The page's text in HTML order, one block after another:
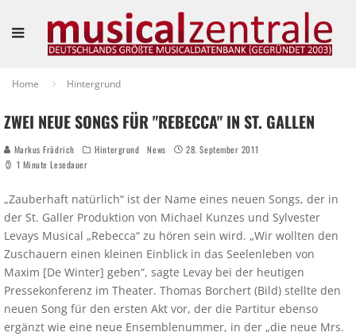
Home Hintergrund
ZWEI NEUE SONGS FÜR "REBECCA" IN ST. GALLEN
Markus Frädrich Hintergrund News
28. September 2011
1 Minute Lesedauer
„Zauberhaft natürlich“ ist der Name eines neuen Songs, der in
der St. Galler Produktion von Michael Kunzes und Sylvester
Levays Musical „Rebecca“ zu hören sein wird. „Wir wollten den
Zuschauern einen kleinen Einblick in das Seelenleben von
Maxim [De Winter] geben“, sagte Levay bei der heutigen
Pressekonferenz im Theater. Thomas Borchert (Bild) stellte den
neuen Song für den ersten Akt vor, der die Partitur ebenso
ergänzt wie eine neue Ensemblenummer, in der „die neue Mrs.